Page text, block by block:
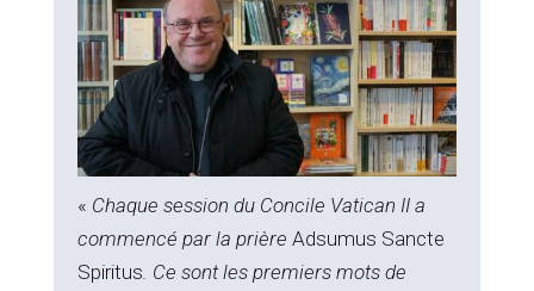
« Chaque session du Concile Vatican II a
commencé par la prière Adsumus Sancte
Spiritus . Ce sont les premiers mots de